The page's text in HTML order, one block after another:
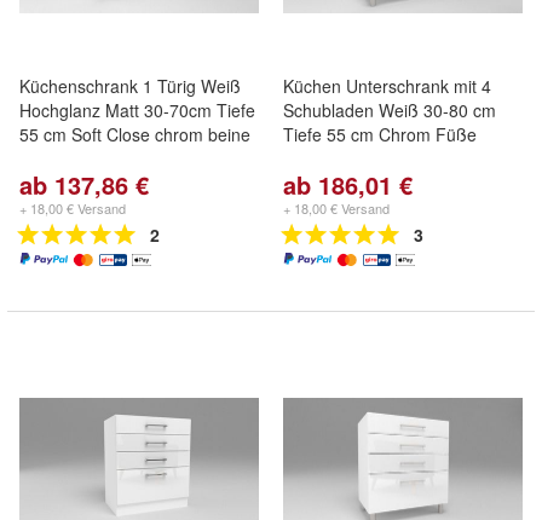
Küchenschrank 1 Türig Weiß
Hochglanz Matt 30-70cm Tiefe
55 cm Soft Close chrom beine
ab 137,86 €
+ 18,00 € Versand
2
Küchen Unterschrank mit 4
Schubladen Weiß 30-80 cm
Tiefe 55 cm Chrom Füße
ab 186,01 €
+ 18,00 € Versand
3